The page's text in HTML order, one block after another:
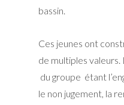
bassin.
Ces jeunes ont
de multiples
du groupe étant
le non jugement, la